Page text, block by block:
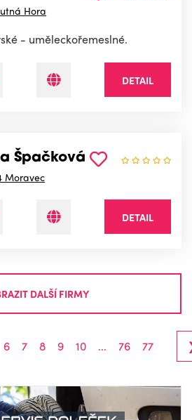
Hora
- uměleckořemeslné.
DETAIL
Špačková
Moravec
DETAIL
DALŠÍ FIRMY
6 7 8 9 10 ... 76 77